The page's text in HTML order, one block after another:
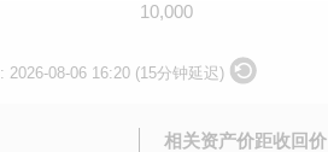
10,000
2026-08-06 16:20 (15分钟延迟)
相关资产价距收回价